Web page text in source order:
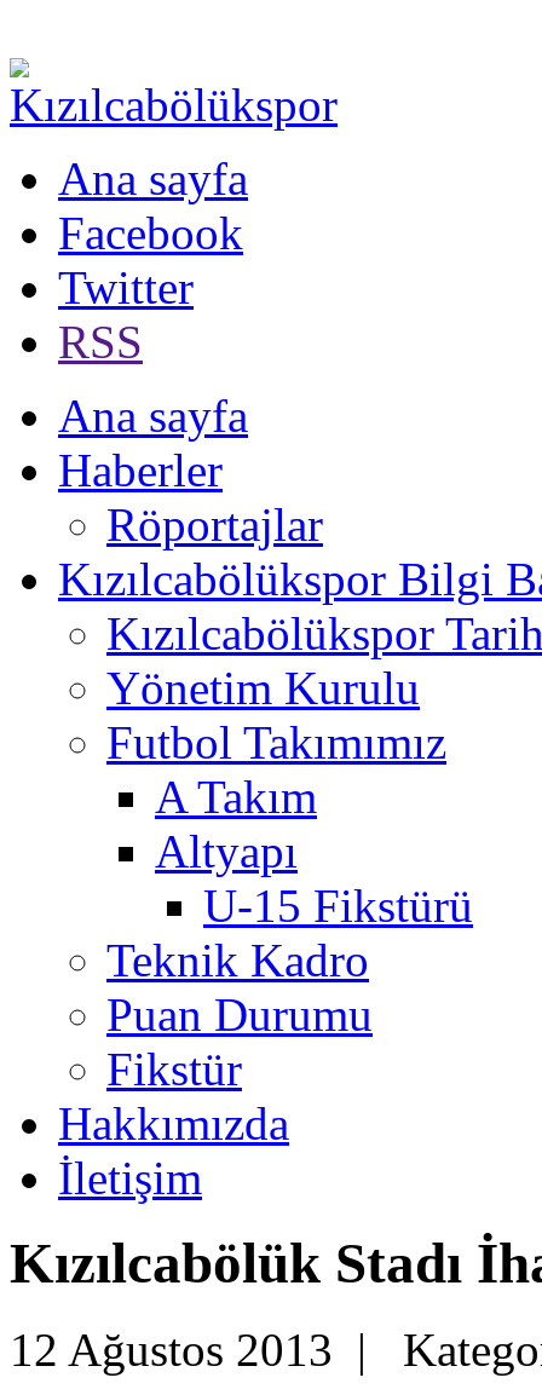
Ana sayfa
Facebook
Twitter
RSS
Ana sayfa
Haberler
Röportajlar
Kızılcabölükspor Bilgi
Kızılcabölükspor
Yönetim Kurulu
Futbol Takımımız
A Takım
Altyapı
U-15 Fikstürü
Teknik Kadro
Puan Durumu
Fikstür
Hakkımızda
İletişim
Kızılcabölük Stadı
12 Ağustos 2013 |